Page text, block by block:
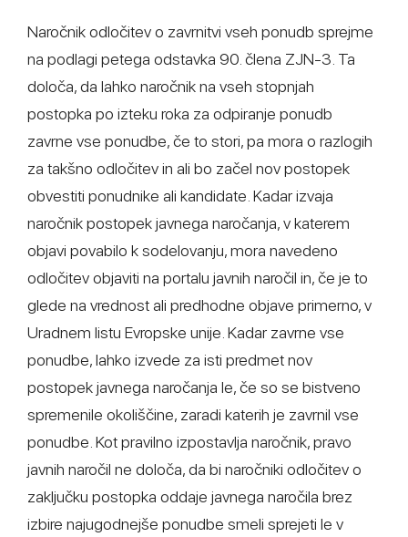
Naročnik odločitev o zavrnitvi vseh ponudb sprejme
na podlagi petega odstavka 90. člena ZJN-3. Ta
določa, da lahko naročnik na vseh stopnjah
postopka po izteku roka za odpiranje ponudb
zavrne vse ponudbe, če to stori, pa mora o razlogih
za takšno odločitev in ali bo začel nov postopek
obvestiti ponudnike ali kandidate. Kadar izvaja
naročnik postopek javnega naročanja, v katerem
objavi povabilo k sodelovanju, mora navedeno
odločitev objaviti na portalu javnih naročil in, če je to
glede na vrednost ali predhodne objave primerno, v
Uradnem listu Evropske unije. Kadar zavrne vse
ponudbe, lahko izvede za isti predmet nov
postopek javnega naročanja le, če so se bistveno
spremenile okoliščine, zaradi katerih je zavrnil vse
ponudbe. Kot pravilno izpostavlja naročnik, pravo
javnih naročil ne določa, da bi naročniki odločitev o
zaključku postopka oddaje javnega naročila brez
izbire najugodnejše ponudbe smeli sprejeti le v